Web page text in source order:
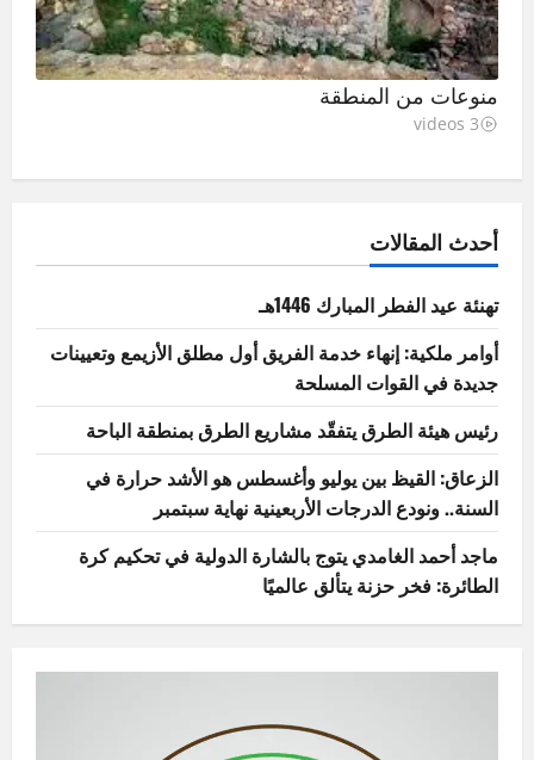
منوعات من المنطقة
3 videos
أحدث المقالات
تهنئة عيد الفطر المبارك 1446هـ
أوامر ملكية: إنهاء خدمة الفريق أول مطلق الأزيمع وتعيينات
جديدة في القوات المسلحة
رئيس هيئة الطرق يتفقّد مشاريع الطرق بمنطقة الباحة
الزعاق: القيظ بين يوليو وأغسطس هو الأشد حرارة في
السنة.. ونودع الدرجات الأربعينية نهاية سبتمبر
ماجد أحمد الغامدي يتوج بالشارة الدولية في تحكيم كرة
الطائرة: فخر حزنة يتألق عالميًا